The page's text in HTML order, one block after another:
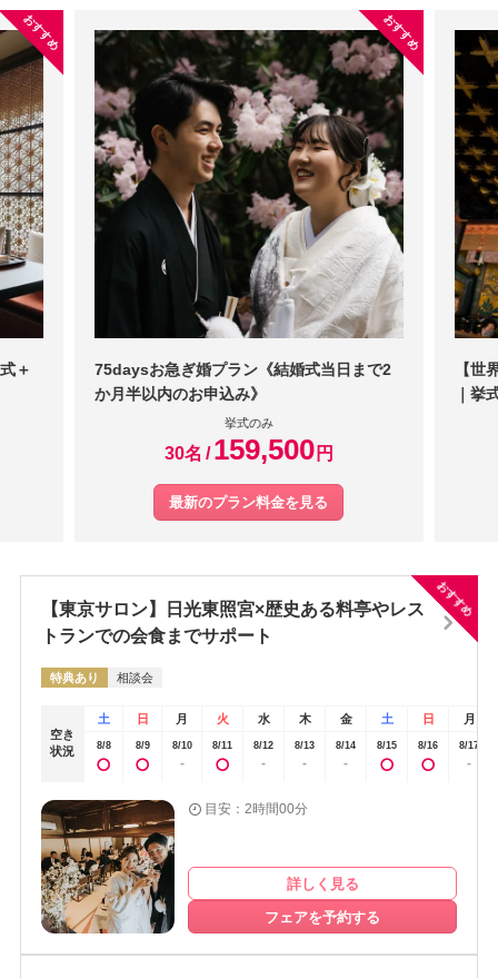
紙を読むのが恥ずかしく動画で上映しました。ペーパーアイテムは招
待状や席札、メニューなど同じデザインでふたりで手作りしました。
また動画も休みを使って編集をして自分たちで作製しました。結婚式
場のように決まったメニューがあるのではなく、オリジナルでメニュ
ーを組み立ててくださるとのことでした。私の家族が好き嫌いが多い
ことと祖父が病気の為食べられるものが制限があったのですが、希望
をしっかりと聞いてくださいました。祖父は珍しく完食していまし
た。子供用の食事も手寧に希望を聞いて下さり、来てくれた全員が本
当に食事が美味しかったと喜んでくれました。料理ではないかもしれ
ないのですが、ケーキカットの代わりに行ったウエディング羊羹の入
刀をした羊羹が本当に瑞々しい美味しい羊羹でした。帰りにお土産で
買って帰りました。観光地ということもあり、路線バスやタクシーは
ありますが、観光客の多い時期だと駅にタクシーがいなくて待つこと
もあります。お金は多少かかりますが、私たちはゲストのことを考え
て貸切バスを準備してそちらを利用してもらいました。結婚式を行う
杉の木が沢山ありました。また、最後に写真撮影をした場所にあった
日本庭園みたいな場所は写真がとても綺麗に撮れました。大満足の写
真です。結婚式場さんのように結婚式をする場所で説明をしてくださ
るわけではないので、説明はとても大変そうでしたが丁寧に細かく小
もイメージが湧きやすかったです。また、後日式場の中の様子がわか
るyoutubeのチャンネルも教えてもらったので祖父や家族にも事前に見
せて相談ができました。いろいろなものを駆使して丁寧に説明してく
れたのが印象的でした。決め手はやはり世界遺産であることでした。
友人が結婚式をした場所がコロナの時に倒産してしまって葬儀場にな
ってしまったことを聞いて、やはりなくなることのない場所を自分た
ちの結婚式の場所にしたいと強く思っていたので、なくならない場所
というのが一番の決め手でした。また、都内で衣裳合わせや打合せが
時間的にも大変な感じがしていたので、それがないこともいいサービ
スだなと思いました。神社の結婚式なので、私の場合は参列するひと
も初めての方が多くて、いろいろな質問が多かったです。着物以外で
出席してもいいのかや神前結婚式についての内容の確認など。私自身
も初めての神社での結婚式なのでプランナーさんに事前に聞かれてい
なのに結婚式出来るんだ！と思ったのがきっかけです。ものすごく高
い料金かも、、とも思いましたが、話を伺ってみるとそういう感じで
はなく、プランもたくさんご紹介いただいたので、ここにしようとい
う話になりました。東照宮の場合、控室から祈祷殿まで階段が70段ほ
どあるそうです。そこを登らないといけないので、お年寄りが身内に
いる方はどういうふうに対応したらいいかスタッフの方に聞くと良い
かなと思います。
の会場で畳のお部屋です。お料理もとてもおいしかったです。新郎新
婦は披露宴でご飯は食べられないとなんとなく思っていたのですがし
っかり食べる時間も確保してもらったのでお腹いっぱいになりまし
た。特になしです。私の衣裳だけグレードアップしました。おおむね
最初の見積もり通りです。私たちは和洋折衷のところを選びました
が、相談会の時に色々ご紹介いただき、楽しかったです。天ぷらがと
てもおいしかったのと、ウエディング羊羹をデザートで食べられてよ
かったです。高齢の参列者も「おいしかった」と完食していました！
バスを手配してもらえます。ルートは打ち合わせでいろいろ相談し、
決めました。どんな些細なことでも教えてもらえました！朝早くから
準備が始まるため朝ごはんどうしたらいいですか、みたいな質問でも
答えていただき心強かったです。結婚式ぎりぎりまでかなり仕事が忙
しく打ち合わせもたくさんできたわけでは無かったです。でもその分
ち合わせ出来たりと不安は無かったです！家族だけでの結婚式のた
め、友達の参列はできないです。当日はたぶん朝早いですが、軽食を
とってから着付けした方が体力が持ちました。
おすすめ
＋
おすすめ
75daysお急ぎ婚プラン《結婚式当日まで2
か月半以内のお申込み》
挙式のみ
30名 159,500 円
最新のプラン料金を見る
【世
｜挙
おすすめ
【東京サロン】日光東照宮×歴史ある料亭やレス
トランでの会食までサポート
特典あり 相談会
空き
状況
土 日 月 火 水 木 金 土 日 月
8/8 8/9 8/10
-
8/11 8/12
-
8/13
-
8/14
-
8/15 8/16 8/17
-
目安：2時間00分
詳しく見る
フェアを予約する